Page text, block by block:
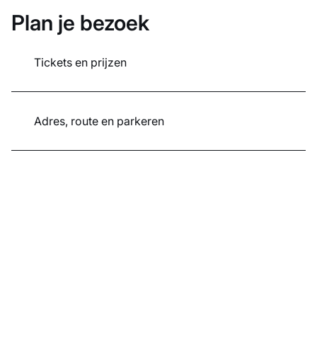
Plan je bezoek
Tickets en prijzen
Adres, route en parkeren